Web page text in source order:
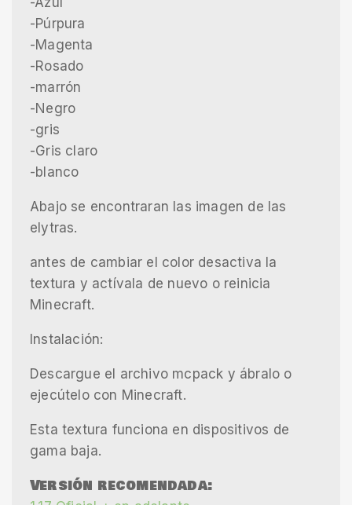
-Púrpura
-Magenta
-Rosado
-marrón
-Negro
-gris
-Gris claro
-blanco
Abajo se encontraran las imagen de las
elytras.
antes de cambiar el color desactiva la
textura y actívala de nuevo o reinicia
Minecraft.
Instalación:
Descargue el archivo mcpack y ábralo o
ejecútelo con Minecraft.
Esta textura funciona en dispositivos de
gama baja.
Versión recomendada: